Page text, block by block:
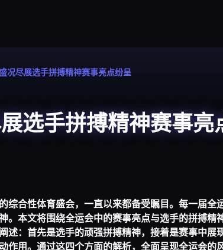
况尽展选手拼搏精神赛事亮点纷呈
选手拼搏精神赛事亮
综合性体育盛会，一直以来都备受瞩目。每一届
。本文将围绕全运会中的赛事亮点与选手的拼搏
述：首先是选手的顽强拼搏精神，接着是赛事中
作用。通过这四个方面的解析，全面呈现全运会